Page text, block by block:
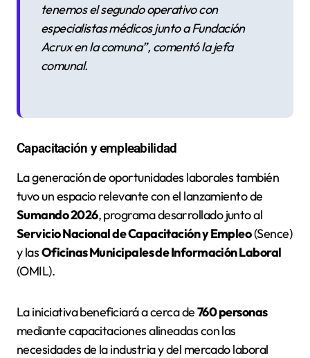
tenemos el segundo operativo con
especialistas médicos junto a Fundación
Acrux en la comuna”, comentó la jefa
comunal.
Capacitación y empleabilidad
La generación de oportunidades laborales también
tuvo un espacio relevante con el lanzamiento de
Sumando 2026, programa desarrollado junto al
Servicio Nacional de Capacitación y Empleo(Sence)
y lasOficinas Municipales de Información Laboral
(OMIL).
La iniciativa beneficiará a cerca de760 personas
mediante capacitaciones alineadas con las
necesidades de la industria y del mercado laboral